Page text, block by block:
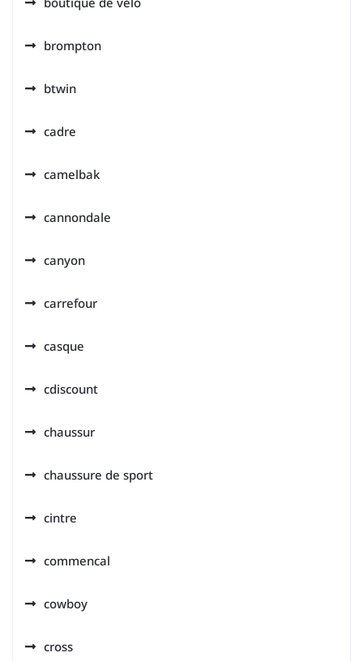
brompton
btwin
cadre
camelbak
cannondale
canyon
carrefour
casque
cdiscount
chaussur
chaussure de sport
cintre
commencal
cowboy
cross